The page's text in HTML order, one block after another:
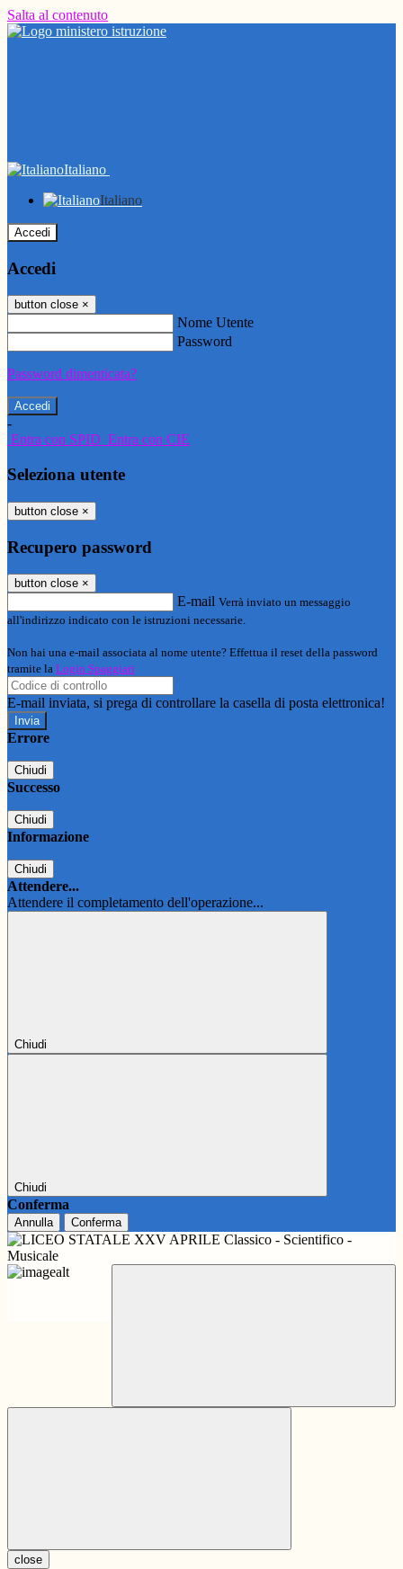
Salta al contenuto
Italiano
Italiano
Accedi
Accedi
button close ×
Nome Utente
Password
Password dimenticata?
-
Entra con SPID Entra con CIE
Seleziona utente
button close ×
Recupero password
button close ×
E-mail Verrà inviato un messaggio
all'indirizzo indicato con le istruzioni necessarie.
Non hai una e-mail associata al nome utente? Effettua il reset della password
tramite la Login Spaggiari
E-mail inviata, si prega di controllare la casella di posta elettronica!
Errore
Chiudi
Successo
Chiudi
Informazione
Chiudi
Attendere...
Attendere il completamento dell'operazione...
Chiudi
Chiudi
Conferma
Annulla Conferma
close